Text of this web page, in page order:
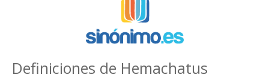
Definiciones de Hemachatus